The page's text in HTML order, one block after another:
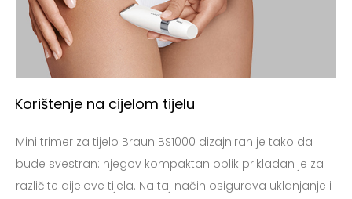
Korištenje na cijelom tijelu
Mini trimer za tijelo Braun BS1000 dizajniran je tako da
bude svestran: njegov kompaktan oblik prikladan je za
različite dijelove tijela. Na taj način osigurava uklanjanje i